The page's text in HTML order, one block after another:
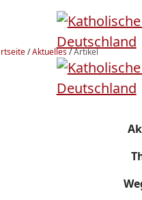
/Aktuelles/Artikel